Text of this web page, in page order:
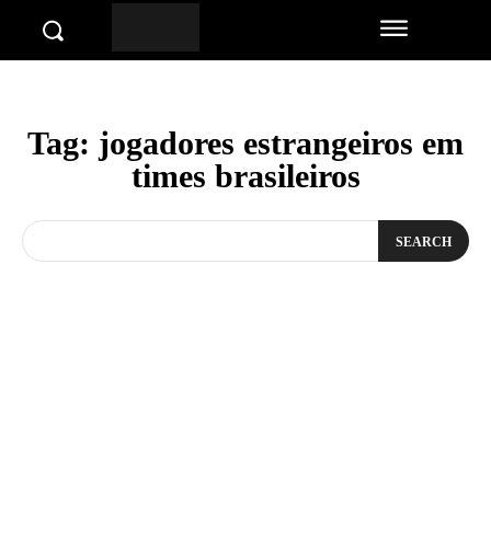
Tag: jogadores estrangeiros em
times brasileiros
SEARCH